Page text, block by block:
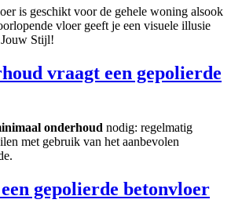
is geschikt voor de gehele woning alsook
vloer geeft je een visuele illusie
Stijl!
vraagt een gepolierde
onderhoud nodig: regelmatig
met gebruik van het aanbevolen
gepolierde betonvloer